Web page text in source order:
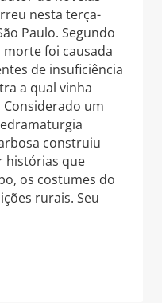
nesta terça-
Paulo. Segundo
foi causada
de insuficiência
a qual vinha
um
construiu
histórias que
os costumes do
rurais. Seu